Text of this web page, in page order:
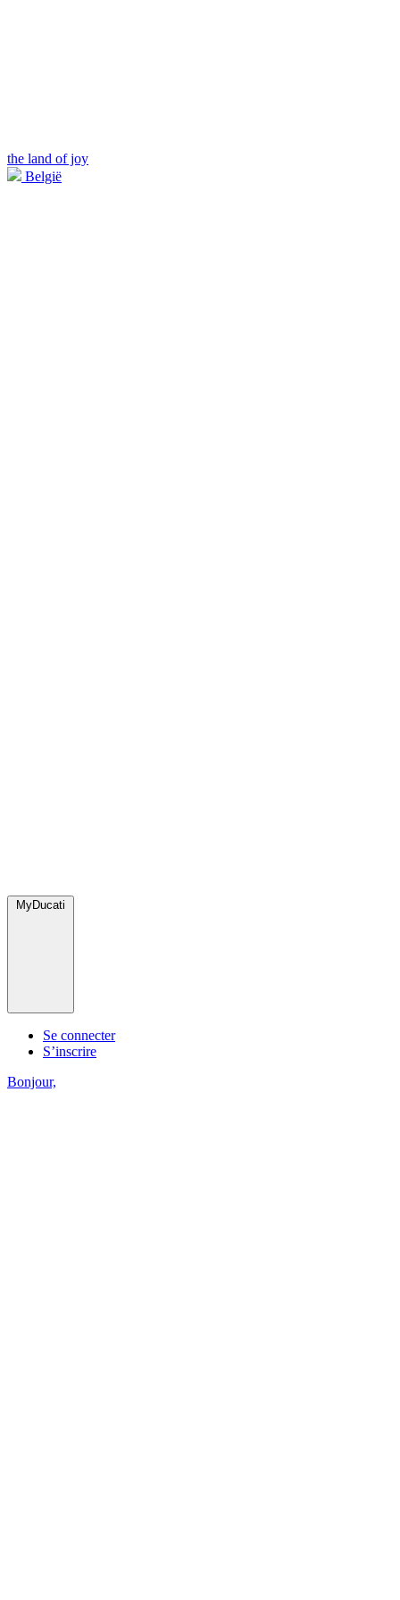
the land of joy
België
MyDucati
Se connecter
S’inscrire
Bonjour,